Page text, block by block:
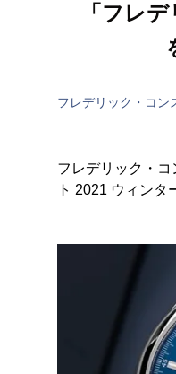
「フレ
フレデリック・コン
フレデリック・
ト 2021 ウィンタ